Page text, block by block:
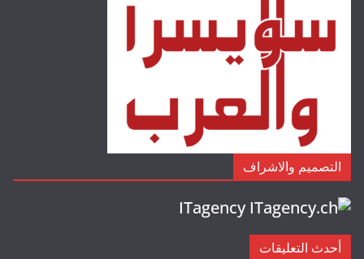
التصميم والاشراف
ITagency
أحدث التعليقات